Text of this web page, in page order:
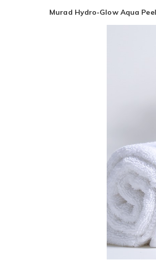
Murad Hydro-Glow Aqua Peel